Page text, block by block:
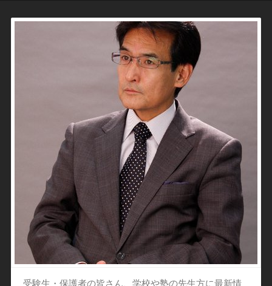
受験生・保護者の皆さん、学校や塾の先生方に最新情